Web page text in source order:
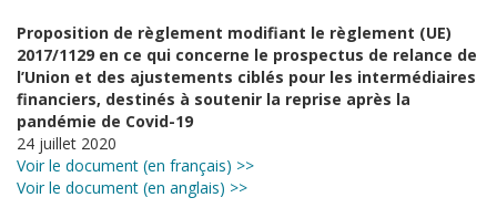
Proposition de règlement modifiant le règlement (UE)
2017/1129 en ce qui concerne le prospectus de relance de
l’Union et des ajustements ciblés pour les intermédiaires
financiers, destinés à soutenir la reprise après la
pandémie de Covid-19
24 juillet 2020
Voir le document (en français) >>
Voir le document (en anglais) >>